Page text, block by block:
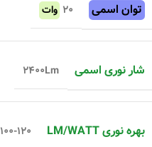
توان اسمی ۲۰ وات
شار نوری اسمی ۲۴۰۰Lm
بهره نوری LM/WATT ۱۰۰-۱۲۰